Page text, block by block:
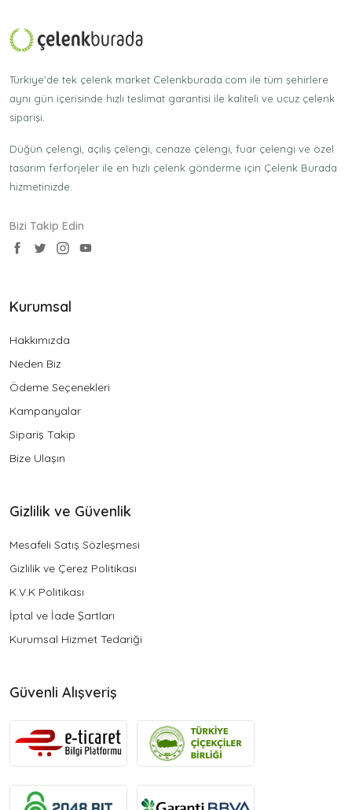
Türkiye'de tek çelenk market Celenkburada.com ile tüm şehirlere
aynı gün içerisinde hızlı teslimat garantisi ile kaliteli ve ucuz çelenk
siparişi.
Düğün çelengi, açılış çelengi, cenaze çelengi, fuar çelengi ve özel
tasarım ferforjeler ile en hızlı çelenk gönderme için Çelenk Burada
hizmetinizde.
Bizi Takip Edin
Kurumsal
Hakkımızda
Neden Biz
Ödeme Seçenekleri
Kampanyalar
Sipariş Takip
Bize Ulaşın
Gizlilik ve Güvenlik
Mesafeli Satış Sözleşmesi
Gizlilik ve Çerez Politikası
K.V.K Politikası
İptal ve İade Şartları
Kurumsal Hizmet Tedariği
Güvenli Alışveriş